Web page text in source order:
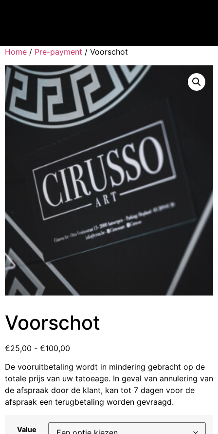
Home / Pre-payment / Voorschot
Voorschot
€25,00 - €100,00
De vooruitbetaling wordt in mindering gebracht op de
totale prijs van uw tatoeage. In geval van annulering van
de afspraak door de klant, kan tot 7 dagen voor de
afspraak een terugbetaling worden gevraagd.
Value